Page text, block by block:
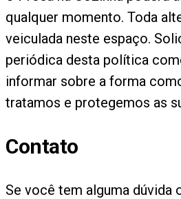
qualquer momento. Toda
veiculada neste espaço.
periódica desta política
informar sobre a forma
tratamos e protegemos as
Contato
Se você tem alguma dúvida